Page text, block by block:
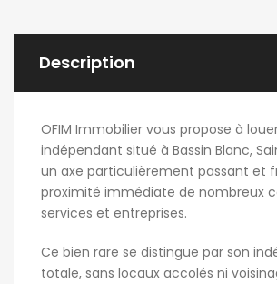
Description
OFIM Immobilier vous propose à
indépendant situé à Bassin Blanc,
un axe particulièrement passant et
proximité immédiate de nombreux
services et entreprises.
Ce bien rare se distingue par son
totale, sans locaux accolés ni